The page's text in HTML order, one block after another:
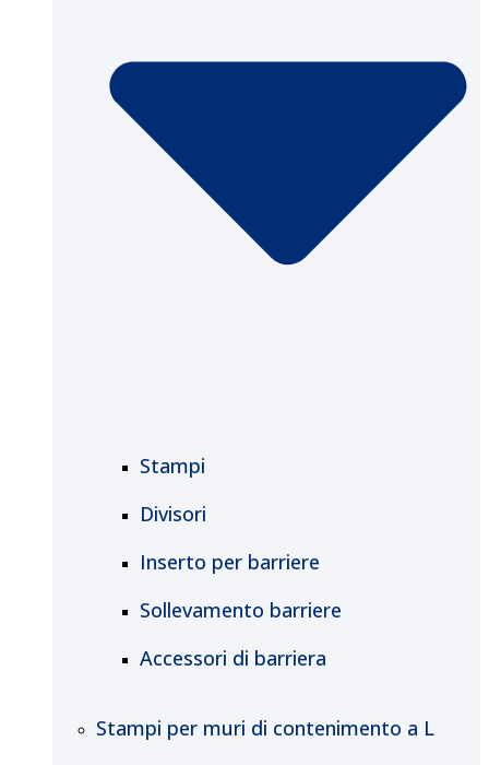
Stampi
Divisori
Inserto per barriere
Sollevamento barriere
Accessori di barriera
Stampi per muri di contenimento a L